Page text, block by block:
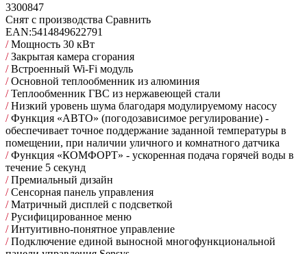
3300847
Снят с производства Сравнить
EAN:5414849622791
/Мощность 30 кВт
/Закрытая камера сгорания
/Встроенный Wi-Fi модуль
/Основной теплообменник из алюминия
/Теплообменник ГВС из нержавеющей стали
/Низкий уровень шума благодаря модулируемому насосу
/Функция «АВТО» (погодозависимое регулирование) -
обеспечивает точное поддержание заданной температуры в
помещении, при наличии уличного и комнатного датчика
/Функция «КОМФОРТ» - ускоренная подача горячей воды в
течение 5 секунд
/Премиальный дизайн
/Сенсорная панель управления
/Матричный дисплей с подсветкой
/Русифицированное меню
/Интуитивно-понятное управление
/Подключение единой выносной многофункциональной